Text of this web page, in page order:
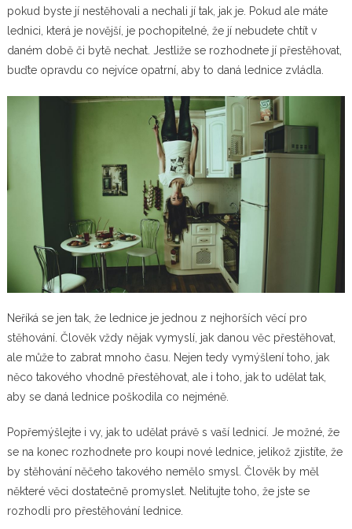
pokud byste jí nestěhovali a nechali jí tak, jak je. Pokud ale máte
lednici, která je novější, je pochopitelné, že jí nebudete chtít v
daném době či bytě nechat. Jestliže se rozhodnete jí přestěhovat,
buďte opravdu co nejvíce opatrní, aby to daná lednice zvládla.
Neříká se jen tak, že lednice je jednou z nejhorších věcí pro
stěhování. Člověk vždy nějak vymyslí, jak danou věc přestěhovat,
ale může to zabrat mnoho času. Nejen tedy vymýšlení toho, jak
něco takového vhodně přestěhovat, ale i toho, jak to udělat tak,
aby se daná lednice poškodila co nejméně.
Popřemýšlejte i vy, jak to udělat právě s vaší lednicí. Je možné, že
se na konec rozhodnete pro koupi nové lednice, jelikož zjistíte, že
by stěhování něčeho takového nemělo smysl. Člověk by měl
některé věci dostatečně promyslet. Nelitujte toho, že jste se
rozhodli pro přestěhování lednice.